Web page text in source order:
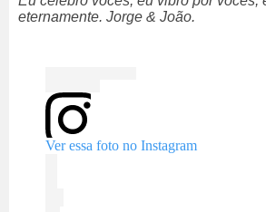
eternamente. Jorge & João.
Ver essa foto no Instagram